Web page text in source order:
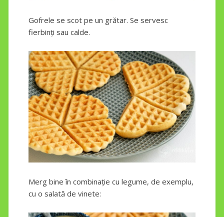
Gofrele se scot pe un grătar. Se servesc
fierbinți sau calde.
Merg bine în combinație cu legume, de exemplu,
cu o salată de vinete: